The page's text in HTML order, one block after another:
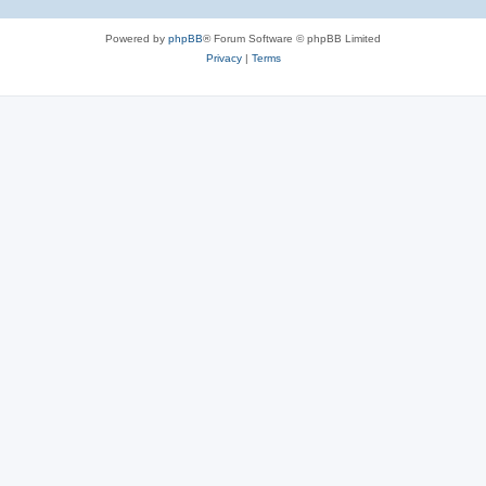
Powered by phpBB® Forum Software © phpBB Limited
Privacy| Terms